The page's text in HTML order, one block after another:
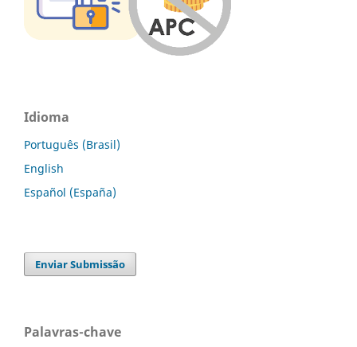
Idioma
Português (Brasil)
English
Español (España)
Enviar Submissão
Palavras-chave